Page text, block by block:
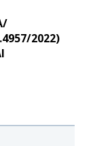
2022)